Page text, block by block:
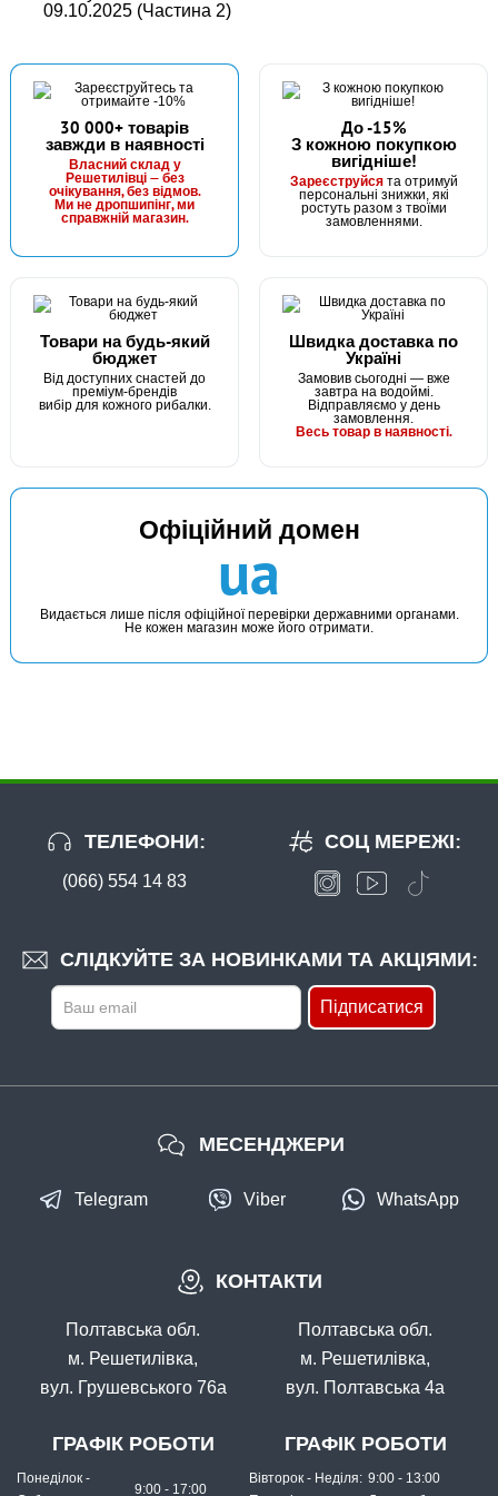
#CLS4_10BN
В наявності
Маг: 4 шт Базар: 4 шт
16 грн 8 шт.
КУПИТИ
Гачки Flagman Classic 4 №10
КУПИТИ
Маг: 3 шт Базар: 2 шт
16 грн
#CLS3_10BN
Маг: 3 шт Базар: 2 шт
16 грн 5 шт.
КУПИТИ
Гачки Flagman Classic 3 №10
09.10.2025 (Частина 2)
30 000+ товарів
завжди в наявності
Власний склад у
Решетилівці — без
очікування, без відмов.
Ми не дропшипінг, ми
справжній магазин.
До -15%
З кожною покупкою
вигідніше!
Зареєструйсята отримуй
персональні знижки, які
ростуть разом з твоїми
замовленнями.
Товари на будь-який
бюджет
Від доступних снастей до
преміум-брендів
вибір для кожного рибалки.
Швидка доставка по
Україні
Замовив сьогодні — вже
завтра на водоймі.
Відправляємо у день
замовлення.
Весь товар в наявності.
Офіційний домен
ua
Видається лише після офіційної перевірки державними органами.
Не кожен магазин може його отримати.
ТЕЛЕФОНИ:
(066) 554 14 83
СЛІДКУЙТЕ ЗА НОВИНКАМИ ТА АКЦІЯМИ:
Підписатися
СОЦ МЕРЕЖІ:
КОНТАКТИ
Полтавська обл.
м. Решетилівка,
вул. Грушевського 76а
ГРАФІК РОБОТИ
Понеділок -
9:00 - 17:00
Полтавська обл.
м. Решетилівка,
вул. Полтавська 4а
ГРАФІК РОБОТИ
Вівторок - Неділя: 9:00 - 13:00
МЕСЕНДЖЕРИ
Telegram Viber WhatsApp